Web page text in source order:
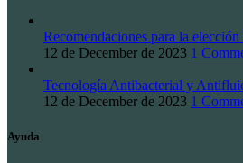
Recomendaciones para la elección
12 de December de 2023 1
Tecnología Antibacterial y
12 de December de 2023 1
Ayuda